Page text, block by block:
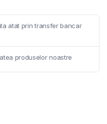
atat prin transfer bancar
produselor noastre